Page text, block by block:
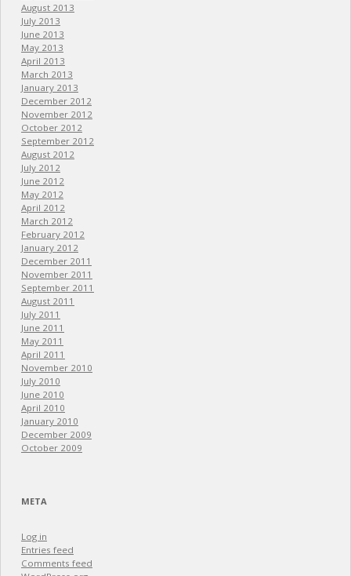
August 2013
July 2013
June 2013
May 2013
April 2013
March 2013
January 2013
December 2012
November 2012
October 2012
September 2012
August 2012
July 2012
June 2012
May 2012
April 2012
March 2012
February 2012
January 2012
December 2011
November 2011
September 2011
August 2011
July 2011
June 2011
May 2011
April 2011
November 2010
July 2010
June 2010
April 2010
January 2010
December 2009
October 2009
META
Log in
Entries feed
Comments feed